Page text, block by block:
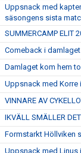
Uppsnack med
säsongens sista
SUMMERCAMP ELIT
Comeback i damlaget
Damlaget kom hem
Uppsnack med Korre
VINNARE AV
IKVÄLL SMÄLLER
Formstarkt Höllviken
Uppsnack med Linus